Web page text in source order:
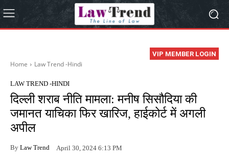
VIP MEMBER LOGIN
Home Law Trend -Hindi
LAW TREND -HINDI
दिल्ली शराब नीति मामला: मनीष सिसौदिया की
जमानत याचिका फिर खारिज, हाईकोर्ट में अगली
अपील
By Law Trend April 30, 2024 6:13 PM